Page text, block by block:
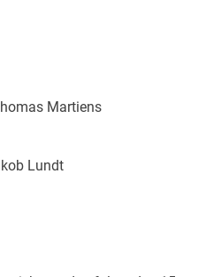
Martiens
Lundt